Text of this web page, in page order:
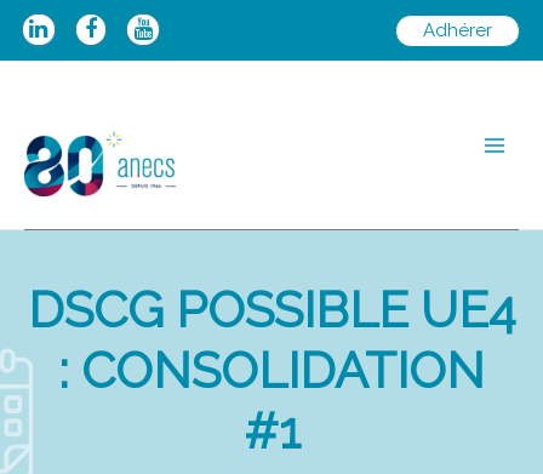
Aller
Adhérer
DSCG POSSIBLE UE4
: CONSOLIDATION
#1